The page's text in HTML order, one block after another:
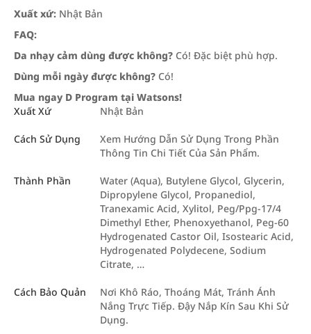
Xuất xứ: Nhật Bản
FAQ:
Da nhạy cảm dùng được không? Có! Đặc biệt phù hợp.
Dùng mỗi ngày được không? Có!
Mua ngay D Program tại Watsons!
Xuất Xứ
Nhật Bản
Cách Sử Dụng
Xem Hướng Dẫn Sử Dụng Trong Phần
Thông Tin Chi Tiết Của Sản Phẩm.
Thành Phần
Water (Aqua), Butylene Glycol, Glycerin,
Dipropylene Glycol, Propanediol,
Tranexamic Acid, Xylitol, Peg/Ppg-17/4
Dimethyl Ether, Phenoxyethanol, Peg-60
Hydrogenated Castor Oil, Isostearic Acid,
Hydrogenated Polydecene, Sodium
Citrate, …
Cách Bảo Quản
Nơi Khô Ráo, Thoáng Mát, Tránh Ánh
Nắng Trực Tiếp. Đậy Nắp Kín Sau Khi Sử
Dụng.